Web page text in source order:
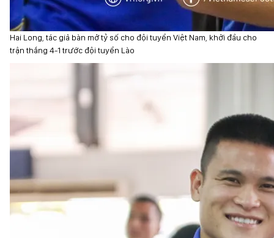
Hai Long, tác giả bàn mở tỷ số cho đội tuyển Việt Nam, khởi đầu cho
trận thắng 4-1 trước đội tuyển Lào